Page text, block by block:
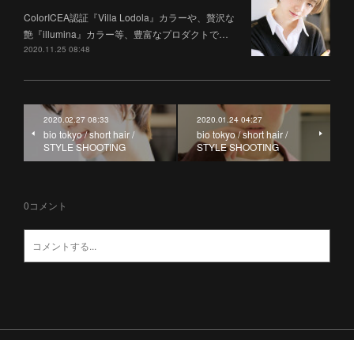
ColorICEA認証『Villa Lodola』カラーや、贅沢な
艶『illumina』カラー等、豊富なプロダクトで…
2020.11.25 08:48
2020.02.27 08:33
bio tokyo / short hair /
STYLE SHOOTING
2020.01.24 04:27
bio tokyo / short hair /
STYLE SHOOTING
0コメント